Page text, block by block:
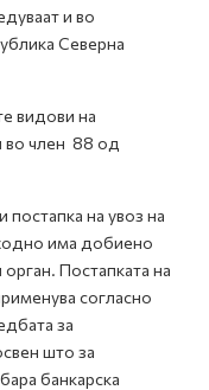
и во
Северна
видови на
во член 88 од
на увоз на
има добиено
Постапката на
согласно
за
што за
банкарска